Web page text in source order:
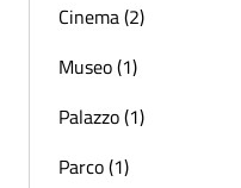
Cinema (2)
Museo (1)
Palazzo (1)
Parco (1)